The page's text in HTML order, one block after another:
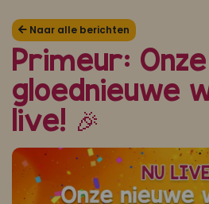
Koop ons
Of klik hier om je aan te
Naar alle berichten
Primeur: Onze
gloednieuwe
live! 🎉